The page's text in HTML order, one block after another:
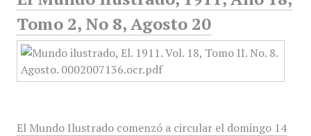
Tomo 2, No 8, Agosto 20
El Mundo Ilustrado comenzó a circular el domingo 14